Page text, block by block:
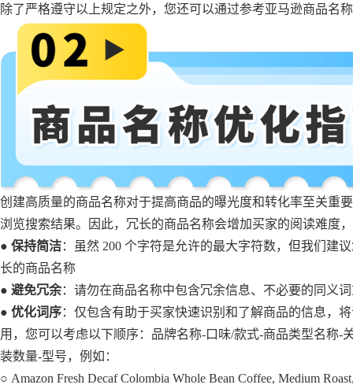
除了严格遵守以上规定之外，您还可以通过参考亚马逊商品名
创建高质量的商品名称对于提高商品的曝光度和转化率至关重
浏览搜索结果。因此，冗长的商品名称会增加买家的阅读难度
● 保持简洁：虽然 200 个字符是允许的最大字符数，但我们建
长的商品名称
● 避免冗余：请勿在商品名称中包含冗余信息、不必要的同义
● 优化词序：仅包含有助于买家快速识别和了解商品的信息，
用，您可以考虑以下顺序：品牌名称-口味/款式-商品类型名称-
装数量-型号，例如：
○ Amazon Fresh Decaf Colombia Whole Bean Coffee, Medium